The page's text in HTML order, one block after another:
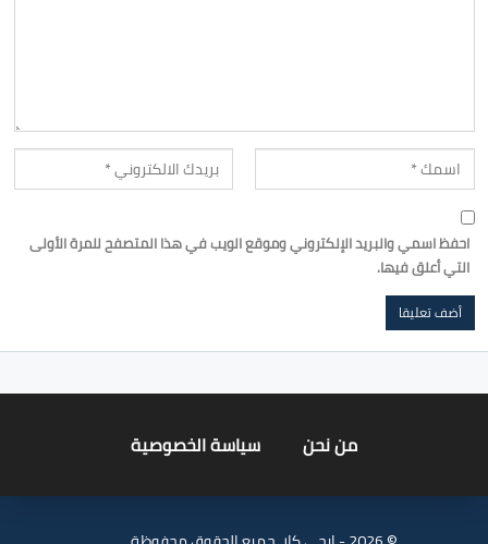
احفظ اسمي والبريد الإلكتروني وموقع الويب في هذا المتصفح للمرة الأولى
التي أعلق فيها.
من نحن سياسة الخصوصية